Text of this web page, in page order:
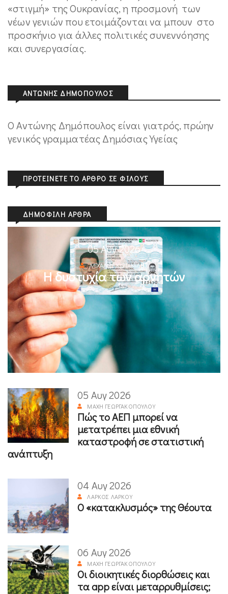
«στιγμή» της Ουκρανίας, η προσμονή των
νέων γενιών που ετοιμάζονται να μπουν στο
προσκήνιο για άλλες πολιτικές συνεννόησης
και συνεργασίας.
ΑΝΤΏΝΗΣ ΔΗΜΌΠΟΥΛΟΣ
Ο Αντώνης Δημόπουλος είναι γιατρός, πρώην
γενικός γραμματέας Δημόσιας Υγείας
ΠΡΟΤΕΊΝΕΤΕ ΤΟ ΆΡΘΡΟ ΣΕ ΦΊΛΟΥΣ
ΔΗΜΟΦΙΛΉ ΆΡΘΡΑ
05 Αυγ 2026
ΜΙΧΆΛΗΣ ΚΥΡΙΑΚΊΔΗΣ
Η δυστυχία των αρνητών
05 Αυγ 2026
ΜΆΧΗ ΓΕΩΡΓΑΚΟΠΟΎΛΟΥ
Πώς το ΑΕΠ μπορεί να
μετατρέπει μια εθνική
καταστροφή σε στατιστική
ανάπτυξη
04 Αυγ 2026
ΛΆΡΚΟΣ ΛΆΡΚΟΥ
Ο «κατακλυσμός» της Θέουτα
06 Αυγ 2026
ΜΆΧΗ ΓΕΩΡΓΑΚΟΠΟΎΛΟΥ
Οι διοικητικές διορθώσεις και
τα app είναι μεταρρυθμίσεις;